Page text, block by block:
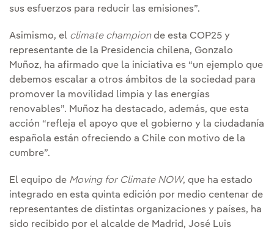
sus esfuerzos para reducir las emisiones”.
Asimismo, el climate championde esta COP25 y
representante de la Presidencia chilena, Gonzalo
Muñoz, ha afirmado que la iniciativa es “un ejemplo que
debemos escalar a otros ámbitos de la sociedad para
promover la movilidad limpia y las energías
renovables”. Muñoz ha destacado, además, que esta
acción “refleja el apoyo que el gobierno y la ciudadanía
española están ofreciendo a Chile con motivo de la
cumbre”.
El equipo de Moving for Climate NOW, que ha estado
integrado en esta quinta edición por medio centenar de
representantes de distintas organizaciones y países, ha
sido recibido por el alcalde de Madrid, José Luis